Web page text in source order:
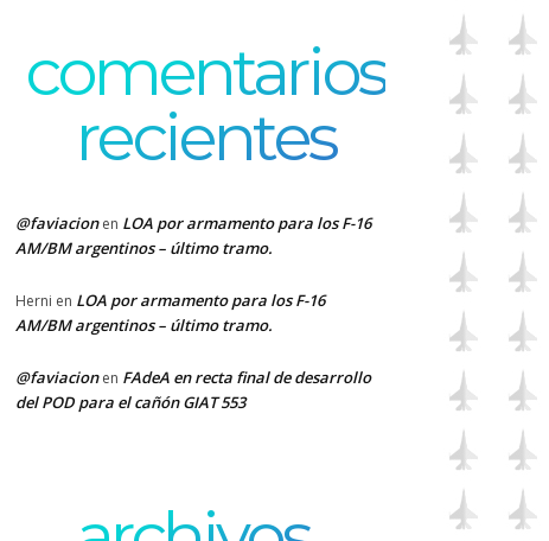
comentarios
recientes
@faviacionen LOA por armamento para los F-16
AM/BM argentinos – último tramo.
Herni en LOA por armamento para los F-16
AM/BM argentinos – último tramo.
@faviacionen FAdeA en recta final de desarrollo
del POD para el cañón GIAT 553